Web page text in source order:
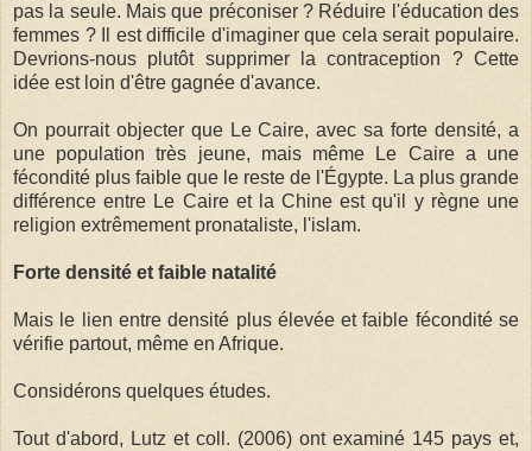
pas la seule. Mais que préconiser ? Réduire l'éducation des
femmes ? Il est difficile d'imaginer que cela serait populaire.
Devrions-nous plutôt supprimer la contraception ? Cette
idée est loin d'être gagnée d'avance.
On pourrait objecter que Le Caire, avec sa forte densité, a
une population très jeune, mais même Le Caire a une
fécondité plus faible que le reste de l'Égypte. La plus grande
différence entre Le Caire et la Chine est qu'il y règne une
religion extrêmement pronataliste, l'islam.
Forte densité et faible natalité
Mais le lien entre densité plus élevée et faible fécondité se
vérifie partout, même en Afrique.
Considérons quelques études.
Tout d'abord, Lutz et coll. (2006) ont examiné 145 pays et,